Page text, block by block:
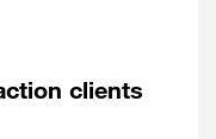
clients